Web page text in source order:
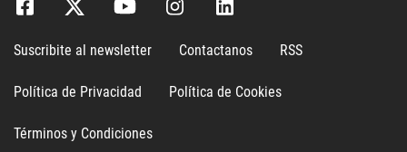
Suscribite al newsletter Contactanos RSS
Política de Privacidad Política de Cookies
Términos y Condiciones